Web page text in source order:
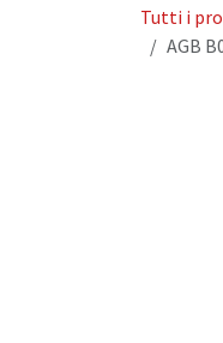
Tutti i
AGB